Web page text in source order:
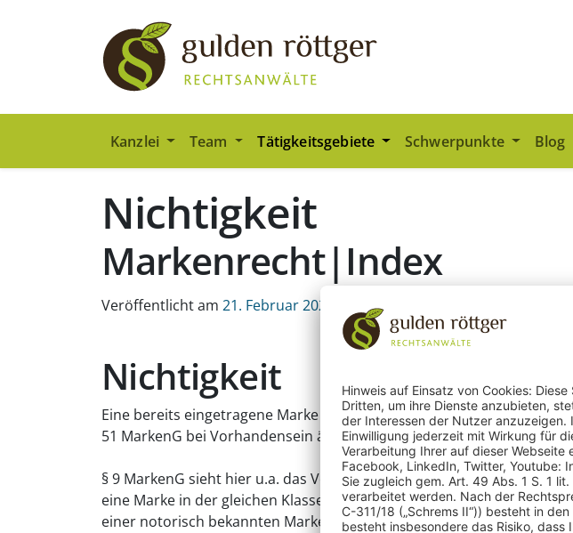
Kanzlei Team Tätigkeitsgebiete Schwerpunkte Blog
Nichtigkeit
Markenrecht|Index
Veröffentlicht am 21. Februar 2022
Nichtigkeit
Eine bereits eingetragene Marke kann auf Antrag wegen Nichtigkeit
51 MarkenG bei Vorhandensein älterer Rechte im Sinne der §§ 9 bis
§ 9 MarkenG sieht hier u.a. das Vorhandensein einer
eine Marke in der gleichen Klasse eingetragen. Eine Marke ist auch
einer notorisch bekannten Marke identisch ist.